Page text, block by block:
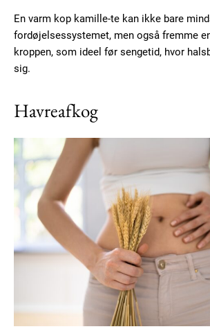
En varm kop kamille-te kan ikke bare
fordøjelsessystemet, men også fremme
kroppen, som ideel før sengetid, hvor
sig.
Havreafkog